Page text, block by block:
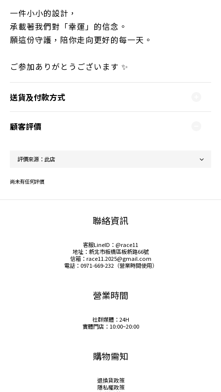
一件小小的設計，
承載著我們對「幸運」的信念。
願這份守護，陪你走向更好的每一天。
ご参加ありがとうございます ✨
送貨及付款方式
顧客評價
尚未有任何評價
聯絡資訊
客服LineID：@race11
地址：新北市板橋區板新路66號
信箱：race11.2025@gmail.com
電話：0971-669-232（營業時間使用）
營業時間
社群媒體：24H
實體門店：10:00~20:00
購物需知
退換貨政策
隱私權政策